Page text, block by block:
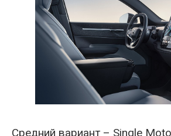
Средний вариант – Single